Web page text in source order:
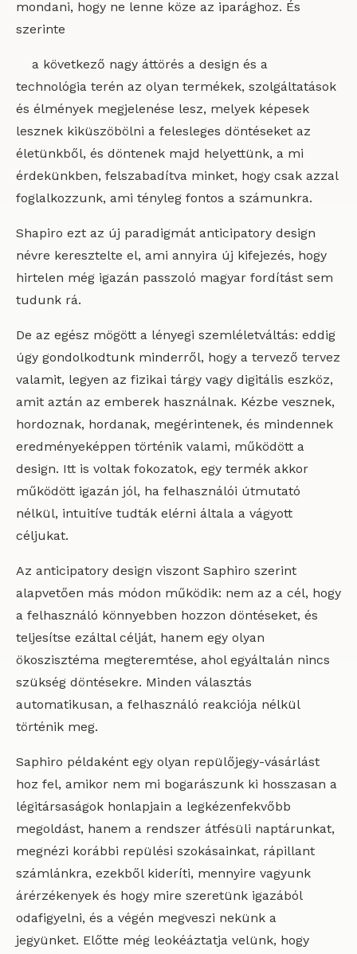
mondani, hogy ne lenne köze az iparághoz. És
szerinte
a következő nagy áttörés a design és a
technológia terén az olyan termékek, szolgáltatások
és élmények megjelenése lesz, melyek képesek
lesznek kiküszöbölni a felesleges döntéseket az
életünkből, és döntenek majd helyettünk, a mi
érdekünkben, felszabadítva minket, hogy csak azzal
foglalkozzunk, ami tényleg fontos a számunkra.
Shapiro ezt az új paradigmát anticipatory design
névre keresztelte el, ami annyira új kifejezés, hogy
hirtelen még igazán passzoló magyar fordítást sem
tudunk rá.
De az egész mögött a lényegi szemléletváltás: eddig
úgy gondolkodtunk minderről, hogy a tervező tervez
valamit, legyen az fizikai tárgy vagy digitális eszköz,
amit aztán az emberek használnak. Kézbe vesznek,
hordoznak, hordanak, megérintenek, és mindennek
eredményeképpen történik valami, működött a
design. Itt is voltak fokozatok, egy termék akkor
működött igazán jól, ha felhasználói útmutató
nélkül, intuitíve tudták elérni általa a vágyott
céljukat.
Az anticipatory design viszont Saphiro szerint
alapvetően más módon működik: nem az a cél, hogy
a felhasználó könnyebben hozzon döntéseket, és
teljesítse ezáltal célját, hanem egy olyan
ökoszisztéma megteremtése, ahol egyáltalán nincs
szükség döntésekre. Minden választás
automatikusan, a felhasználó reakciója nélkül
történik meg.
Saphiro példaként egy olyan repülőjegy-vásárlást
hoz fel, amikor nem mi bogarászunk ki hosszasan a
légitársaságok honlapjain a legkézenfekvőbb
megoldást, hanem a rendszer átfésüli naptárunkat,
megnézi korábbi repülési szokásainkat, rápillant
számlánkra, ezekből kideríti, mennyire vagyunk
árérzékenyek és hogy mire szeretünk igazából
odafigyelni, és a végén megveszi nekünk a
jegyünket. Előtte még leokéáztatja velünk, hogy